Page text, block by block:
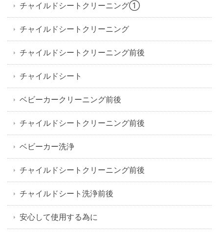
チャイルドシートクリーニング①
チャイルドシートクリーニング
チャイルドシートクリーニング前後
チャイルドシート
ベビーカークリーニング前後
チャイルドシートクリーニング前後
ベビーカー洗浄
チャイルドシートクリーニング前後
チャイルドシート洗浄前後
安心して使用する為に